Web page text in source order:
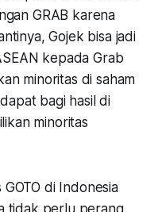
GRAB karena
Gojek bisa jadi
kepada Grab
minoritas di saham
bagi hasil di
minoritas
di Indonesia
tidak perlu perang